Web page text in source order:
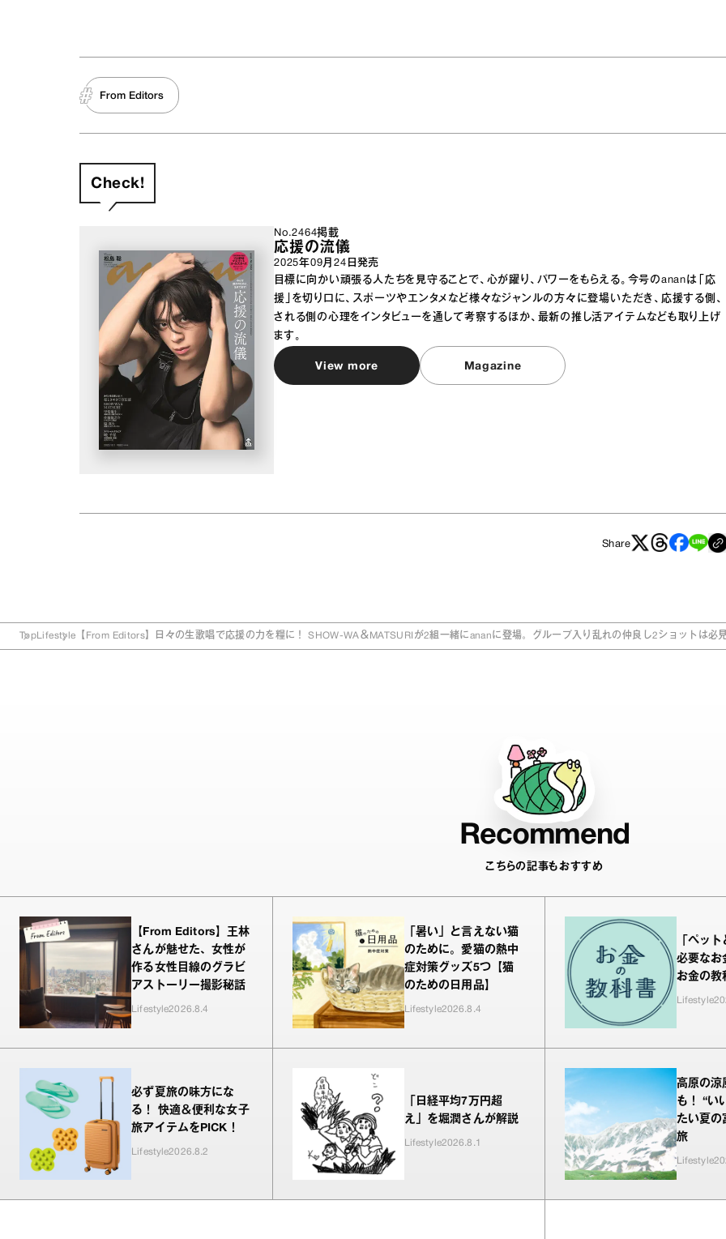
From Editors
Check!
No.2464掲載
応援の流儀
2025年09月24日 発売
目標に向かい頑張る人たちを見守ることで、心が躍り、パワーをもらえる。今号のananは「応
援」を切り口に、スポーツやエンタメなど様々なジャンルの方々に登場いただき、応援する側、
される側の心理をインタビューを通して考察するほか、最新の推し活アイテムなども取り上げ
ます。
View more Magazine
Share
Top Lifestyle 【From Editors】日々の生歌唱で応援の力を糧に！ SHOW-WA＆MATSURIが2組一緒にananに登場。グループ入り乱れの仲良し2ショットは必
Recommend
こちらの記事もおすすめ
【From Editors】王林
さんが魅せた、女性が
作る女性目線のグラビ
アストーリー撮影秘話
Lifestyle2026.8.4
「暑い」と言えない猫
のために。愛猫の熱中
症対策グッズ5つ【猫
のための日用品】
Lifestyle2026.8.4
「ペッ
必要なお
お金の教
Lifestyle
必ず夏旅の味方にな
る！ 快適＆便利な女子
旅アイテムをPICK！
Lifestyle2026.8.2
「日経平均7万円超
え」を堀潤さんが解説
Lifestyle2026.8.1
高原の涼
も！ “い
たい夏の
旅
Lifestyle